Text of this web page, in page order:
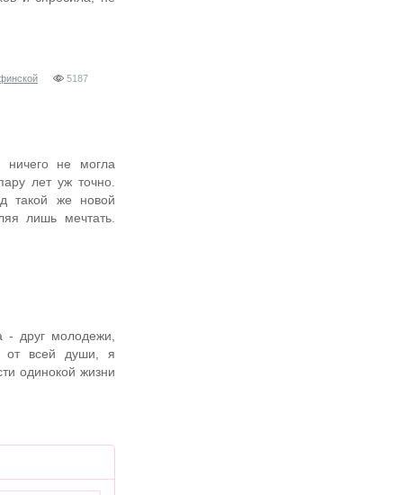
5187
не могла
лет уж точно.
такой же новой
лишь мечтать.
- друг молодежи,
от всей души, я
одинокой жизни